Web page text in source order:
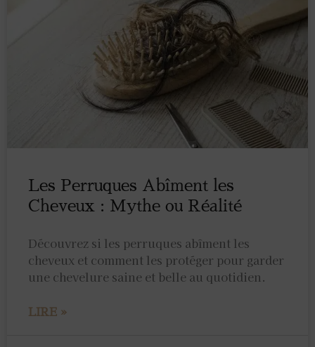
Les Perruques Abîment les
Cheveux : Mythe ou Réalité
Découvrez si les perruques abîment les
cheveux et comment les protéger pour garder
une chevelure saine et belle au quotidien.
LIRE »